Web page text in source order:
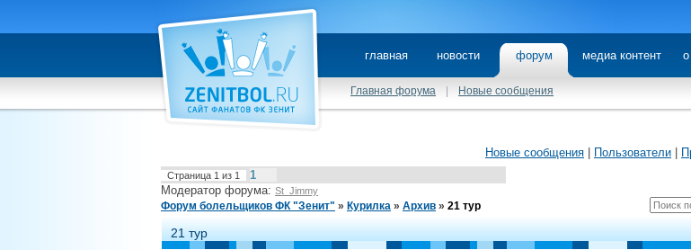
главная новости форум медиа контент
Главная форума Новые сообщения
Новые сообщения Пользователи
Страница 1 из 1 1
Модератор форума: St_Jimmy
Форум болельщиков ФК "Зенит" » Курилка » Архив » 21 тур
21 тур